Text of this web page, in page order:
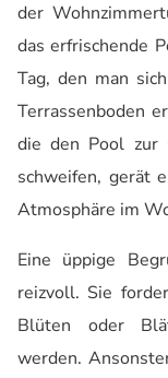
der
das erfrischende
Tag, den man
Terrassenboden
die den Pool zur
schweifen, gerät
Atmosphäre im
Eine üppige
reizvoll. Sie
Blüten oder
werden.